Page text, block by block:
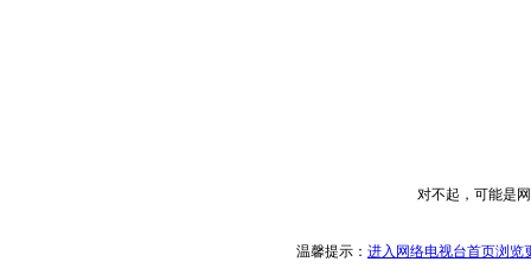
对不起，可能是
温馨提示： 进入网络电视台首页浏览